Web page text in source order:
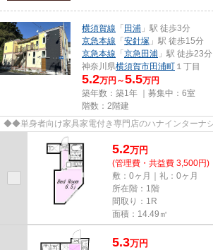
横須賀線 「 田浦 」駅 徒歩3分
京急本線 「 安針塚 」駅 徒歩15分
京急本線 「 京急田浦 」駅 徒歩23分
神奈川県横須賀市田浦町 １丁目
5.2万円～5.5万円
築年数：築1年 ｜募集中： 6室
階数：2階建
◆◆単身者向け家具家電付き専門店のハナインター
5.2万円
(管理費・共益費 3,500円)
敷：0ヶ月｜礼：0ヶ月
所在階：1階
間取り：1R
面積：14.49㎡
5.3万円